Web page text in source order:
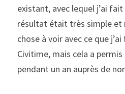
existant, avec lequel j’ai
résultat était très simple et
chose à voir avec ce que
Civitime, mais cela a
pendant un an auprès de